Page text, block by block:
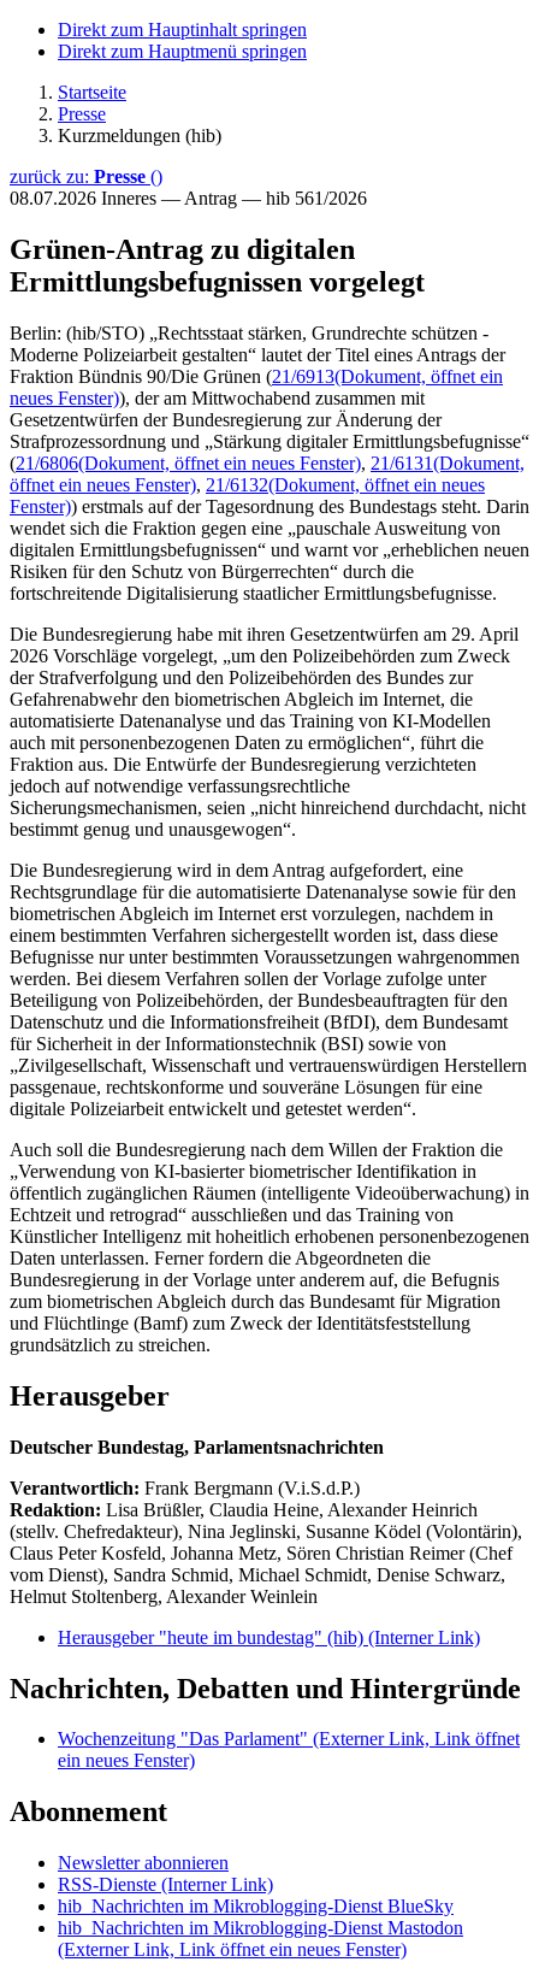
Direkt zum Hauptinhalt springen
Direkt zum Hauptmenü springen
Startseite
Presse
Kurzmeldungen (hib)
zurück zu: Presse ()
08.07.2026 Inneres — Antrag — hib 561/2026
Grünen-Antrag zu digitalen
Ermittlungsbefugnissen vorgelegt
Berlin: (hib/STO) „Rechtsstaat stärken, Grundrechte schützen -
Moderne Polizeiarbeit gestalten“ lautet der Titel eines Antrags der
Fraktion Bündnis 90/Die Grünen (21/6913(Dokument, öffnet ein
neues Fenster)), der am Mittwochabend zusammen mit
Gesetzentwürfen der Bundesregierung zur Änderung der
Strafprozessordnung und „Stärkung digitaler Ermittlungsbefugnisse“
(21/6806(Dokument, öffnet ein neues Fenster), 21/6131(Dokument,
öffnet ein neues Fenster), 21/6132(Dokument, öffnet ein neues
Fenster)) erstmals auf der Tagesordnung des Bundestags steht. Darin
wendet sich die Fraktion gegen eine „pauschale Ausweitung von
digitalen Ermittlungsbefugnissen“ und warnt vor „erheblichen neuen
Risiken für den Schutz von Bürgerrechten“ durch die
fortschreitende Digitalisierung staatlicher Ermittlungsbefugnisse.
Die Bundesregierung habe mit ihren Gesetzentwürfen am 29. April
2026 Vorschläge vorgelegt, „um den Polizeibehörden zum Zweck
der Strafverfolgung und den Polizeibehörden des Bundes zur
Gefahrenabwehr den biometrischen Abgleich im Internet, die
automatisierte Datenanalyse und das Training von KI-Modellen
auch mit personenbezogenen Daten zu ermöglichen“, führt die
Fraktion aus. Die Entwürfe der Bundesregierung verzichteten
jedoch auf notwendige verfassungsrechtliche
Sicherungsmechanismen, seien „nicht hinreichend durchdacht, nicht
bestimmt genug und unausgewogen“.
Die Bundesregierung wird in dem Antrag aufgefordert, eine
Rechtsgrundlage für die automatisierte Datenanalyse sowie für den
biometrischen Abgleich im Internet erst vorzulegen, nachdem in
einem bestimmten Verfahren sichergestellt worden ist, dass diese
Befugnisse nur unter bestimmten Voraussetzungen wahrgenommen
werden. Bei diesem Verfahren sollen der Vorlage zufolge unter
Beteiligung von Polizeibehörden, der Bundesbeauftragten für den
Datenschutz und die Informationsfreiheit (BfDI), dem Bundesamt
für Sicherheit in der Informationstechnik (BSI) sowie von
„Zivilgesellschaft, Wissenschaft und vertrauenswürdigen Herstellern
passgenaue, rechtskonforme und souveräne Lösungen für eine
digitale Polizeiarbeit entwickelt und getestet werden“.
Auch soll die Bundesregierung nach dem Willen der Fraktion die
„Verwendung von KI-basierter biometrischer Identifikation in
öffentlich zugänglichen Räumen (intelligente Videoüberwachung) in
Echtzeit und retrograd“ ausschließen und das Training von
Künstlicher Intelligenz mit hoheitlich erhobenen personenbezogenen
Daten unterlassen. Ferner fordern die Abgeordneten die
Bundesregierung in der Vorlage unter anderem auf, die Befugnis
zum biometrischen Abgleich durch das Bundesamt für Migration
und Flüchtlinge (Bamf) zum Zweck der Identitätsfeststellung
grundsätzlich zu streichen.
Herausgeber
Deutscher Bundestag, Parlamentsnachrichten
Verantwortlich: Frank Bergmann (V.i.S.d.P.)
Redaktion: Lisa Brüßler, Claudia Heine, Alexander Heinrich
(stellv. Chefredakteur), Nina Jeglinski, Susanne Ködel (Volontärin),
Claus Peter Kosfeld, Johanna Metz, Sören Christian Reimer (Chef
vom Dienst), Sandra Schmid, Michael Schmidt, Denise Schwarz,
Helmut Stoltenberg, Alexander Weinlein
Herausgeber "heute im bundestag" (hib) (Interner Link)
Nachrichten, Debatten und Hintergründe
Wochenzeitung "Das Parlament" (Externer Link, Link öffnet
ein neues Fenster)
Abonnement
Newsletter abonnieren
RSS-Dienste (Interner Link)
hib_Nachrichten im Mikroblogging-Dienst BlueSky
hib_Nachrichten im Mikroblogging-Dienst Mastodon
(Externer Link, Link öffnet ein neues Fenster)